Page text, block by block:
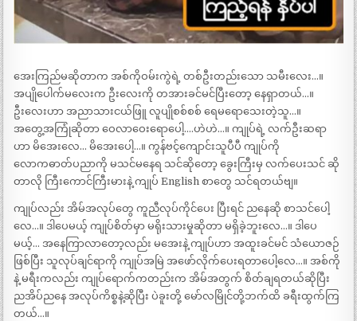
အေးကြည်မဆိုတာက အစ်ကိုဝမ်းကွဲရဲ့ တစ်ဦးတည်းသော သမီးလေး…။
အပျိုပေါက်မလေးက ဦးလေးကို တအားခင်မင်ပြီးတော့ နေရှာတယ်…။
ဦးလေးဟာ အညာသားငယ်ဖြူ လူပျိုစစ်စစ် ရေမရောသေးတဲ့သူ…။
အတွေ့အကြုံဆိုတာ ဝေလာဝေးရောပေါ့….ဟဲဟဲ…။ ကျုပ်ရဲ့ လက်ဦးဆရာ
ဟာ မိအေးလေ… မိအေးပေါ့…။ ကွန်ဗင့်ကျောင်းသူပီပီ ကျုပ်ကို
လောကဓာတ်ပညာကို မသင်မနေရ သင်ဆိုတော့ ခွေးကြီးမှ လက်ပေးသင် ဆို
တာလို ကြီးကောင်ကြီးမားနဲ့ ကျုပ် English စာတွေ သင်ရတယ်ဗျ။
ကျုပ်လည်း အိမ်အလုပ်တွေ ကူညီလုပ်ကိုင်ပေး ပြီးရင် ညနေဆို စာသင်ပေါ့
လေ…။ ဒါပေမယ့် ကျုပ်စိတ်မှာ မရိုးသားမှုဆိုတာ မရှိခဲ့ဘူးလေ…။ ဒါပေ
မယ့်… အနေကြာလာတော့လည်း မအေးနဲ့ ကျုပ်ဟာ အထူးခင်မင် သံယောဇဉ်
ဖြစ်ပြီး သူလုပ်ချင်ရာကို ကျုပ်အမြဲ အဖော်လိုက်ပေးရတာပေါ့လေ…။ အစ်ကို
နဲ့ မရီးကလည်း ကျုပ်ရောက်ကတည်းက အိမ်အတွက် စိတ်ချရတယ်ဆိုပြီး
ညအိပ်ညနေ အလုပ်ကိစ္စနဲ့ဆိုပြီး ပဲခူးတို့ မော်လမြိုင်တို့ဘက်ထိ ခရီးထွက်ကြ
တယ်…။